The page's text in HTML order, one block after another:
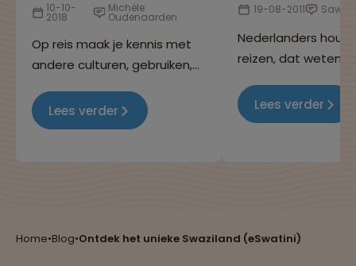
Home•Blog•Ontdek het unieke Swaziland (eSwatini)
10-10-
2018
Michèle
Oudenaarden
Op reis maak je kennis met
andere culturen, gebruiken,
geheel onbelangrijk: de
nationale cocktails! In dit
Lees verder
19-08-2011
Nederlanders
reizen, dat weten
overal op de
Maar heb jij je ooit
Lees verder
Reizen met oog voor mens, cultuur en milieu